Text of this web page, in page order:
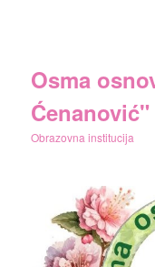
Osma
Ćenanović"
Obrazovna institucija